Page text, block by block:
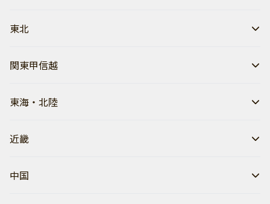
東北
関東甲信越
東海・北陸
近畿
中国